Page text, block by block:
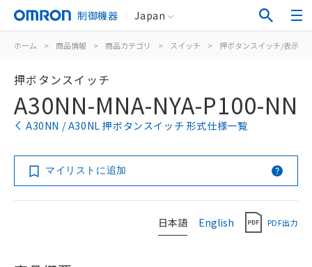
制御機器 Japan
ホーム > 商品情報 > 商品カテゴリ > スイッチ > 押ボタンスイッチ/表示灯
押ボタンスイッチ
A30NN-MNA-NYA-P100-NN
A30NN / A30NL 押ボタンスイッチ 形式仕様一覧
マイリストに追加
日本語 English PDF出力